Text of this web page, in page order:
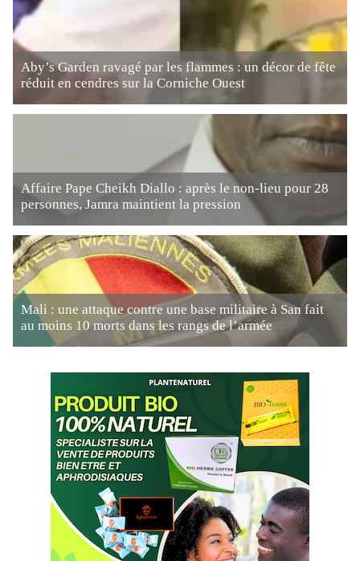
Aby’s Garden ravagé par les flammes : un décor de fête
réduit en cendres sur la Corniche Ouest
Affaire Pape Cheikh Diallo : après le non-lieu pour 28
personnes, Jamra maintient la pression
Mali : une attaque contre une base militaire à San fait
au moins 10 morts dans les rangs de l’armée